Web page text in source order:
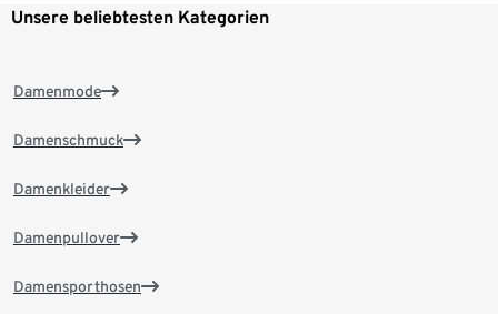
Unsere beliebtesten Kategorien
Damenmode
Damenschmuck
Damenkleider
Damenpullover
Damensporthosen